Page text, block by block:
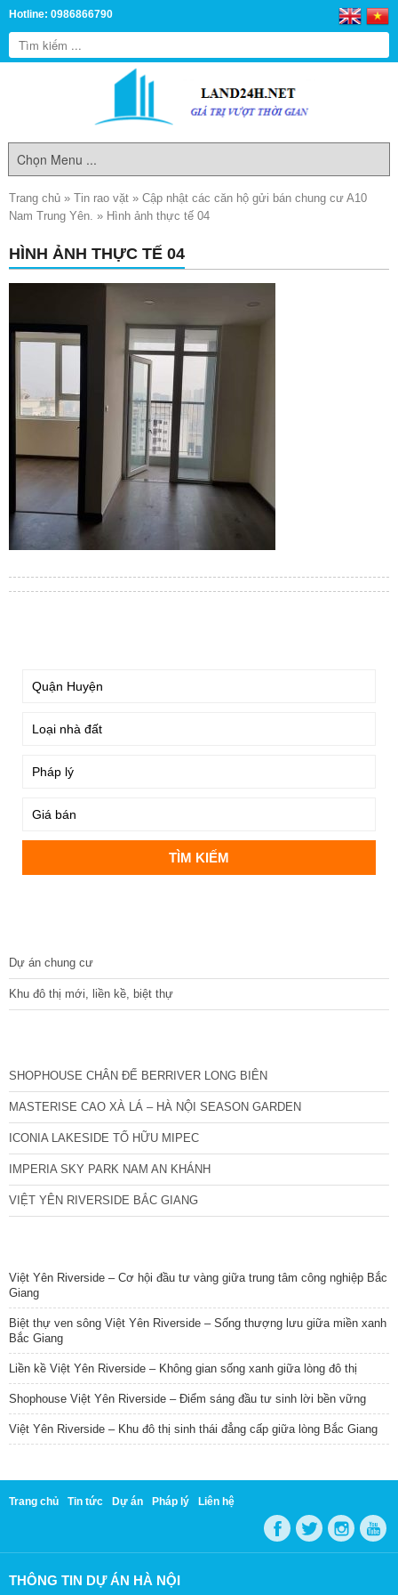
Hotline: 0986866790
Trang chủ » Tin rao vặt » Cập nhật các căn hộ gửi bán chung cư A10
Nam Trung Yên. » Hình ảnh thực tế 04
HÌNH ẢNH THỰC TẾ 04
Dự án chung cư
Khu đô thị mới, liền kề, biệt thự
SHOPHOUSE CHÂN ĐẾ BERRIVER LONG BIÊN
MASTERISE CAO XÀ LÁ – HÀ NỘI SEASON GARDEN
ICONIA LAKESIDE TỐ HỮU MIPEC
IMPERIA SKY PARK NAM AN KHÁNH
VIỆT YÊN RIVERSIDE BẮC GIANG
Việt Yên Riverside – Cơ hội đầu tư vàng giữa trung tâm công nghiệp Bắc
Giang
Biệt thự ven sông Việt Yên Riverside – Sống thượng lưu giữa miền xanh
Bắc Giang
Liền kề Việt Yên Riverside – Không gian sống xanh giữa lòng đô thị
Shophouse Việt Yên Riverside – Điểm sáng đầu tư sinh lời bền vững
Việt Yên Riverside – Khu đô thị sinh thái đẳng cấp giữa lòng Bắc Giang
Trang chủ Tin tức Dự án Pháp lý Liên hệ
THÔNG TIN DỰ ÁN HÀ NỘI